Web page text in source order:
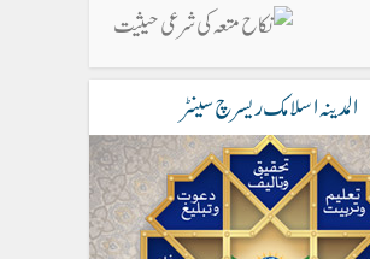
المدینہ اسلامک ریسرچ سینٹر